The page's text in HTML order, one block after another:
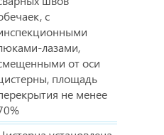
с
лазами,
от оси
площадь
не менее